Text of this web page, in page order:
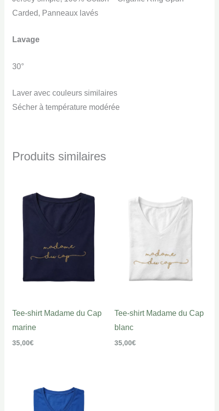
Carded, Panneaux lavés
Lavage
30°
Laver avec couleurs similaires
Sécher à température modérée
Produits similaires
Tee-shirt Madame du Cap
marine
35,00€
Tee-shirt Madame du Cap
blanc
35,00€